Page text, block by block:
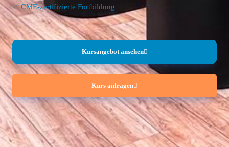
✔CME-zertifizierte Fortbildung
Kursangebot ansehen
Kurs anfragen